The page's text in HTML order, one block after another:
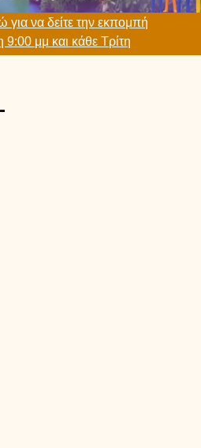
για να δείτε την εκπομπή
9:00 μμ και κάθε Τρίτη